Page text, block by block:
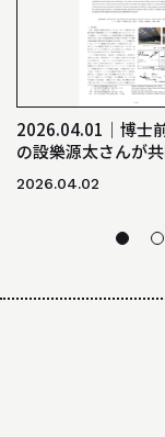
2026.04.01│博士
の設樂源太さんが
る「張弦トラス構
具部におけるケー
研究」が構造工学
2026.04.02